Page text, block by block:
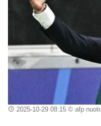
2025-10-29 08:15© afp nuotr.